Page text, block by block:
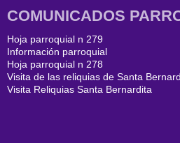
COMUNICADOS
Hoja parroquial n 279
Información parroquial
Hoja parroquial n 278
Visita de las reliquias de Santa
Visita Reliquias Santa Bernardita